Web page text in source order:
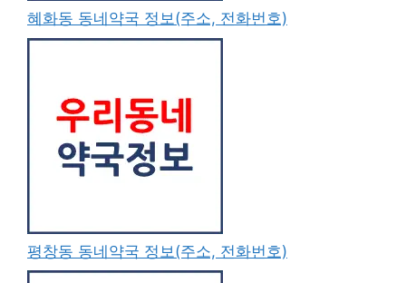
혜화동 동네약국 정보(주소, 전화번호)
평창동 동네약국 정보(주소, 전화번호)